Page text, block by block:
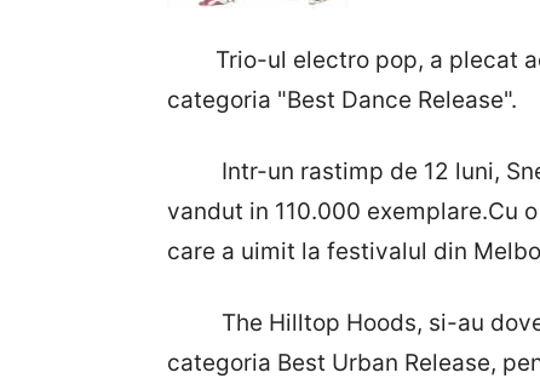
Trio-ul electro pop, a plecat
categoria "Best Dance Release".
Intr-un rastimp de 12 luni,
vandut in 110.000 exemplare.Cu
care a uimit la festivalul din
The Hilltop Hoods, si-au
categoria Best Urban Release,